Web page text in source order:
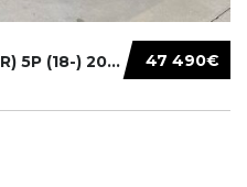
47 490€
VOLKSWAGEN TOUAREG (CR) 5P (18-) 2021...